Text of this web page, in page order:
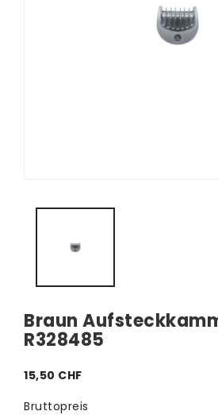
Braun
R328485
15,50 CHF
Bruttopreis